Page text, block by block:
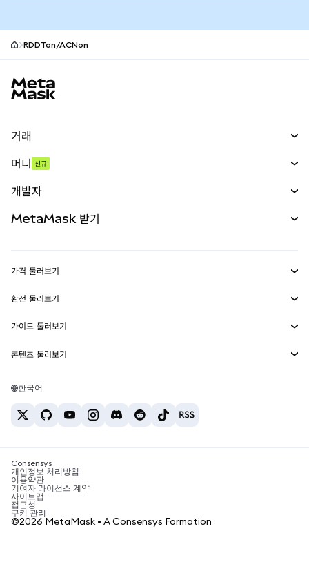
RDDTon/ACNon
거래
무기한 선물
실물자산
머니 신규
개발자
MetaMask Connect
Snaps
웹3 서비스
MetaMask 받기
보안
고객 지원
채용
가격 둘러보기
이더리움 가격
솔라나 가격
테더 가격
환전 둘러보기
ETH를 USD로 환전
USDT를 INR로 환전
BTC를 INR로 환전
ETH를 USDT로 환전
가이드 둘러보기
ETH 매수
USDT 매수
SHIB 매수
BNB 매수
콘텐츠 둘러보기
솔라나 지갑
암호화폐 세금 뉴스
암호화폐 매수 방법
비트코인 매도 방법
한국어
Consensys
개인정보 처리방침
이용약관
기여자 라이선스 계약
사이트맵
접근성
쿠키 관리
©2026 MetaMask • A Consensys Formation